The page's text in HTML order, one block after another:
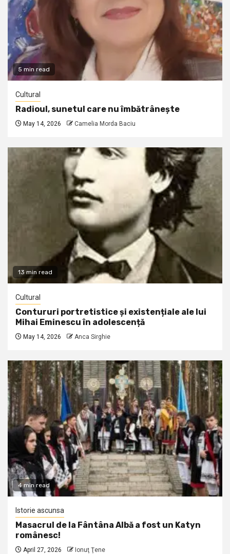
5 min read
Cultural
Radioul, sunetul care nu îmbătrânește
May 14, 2026 Camelia Morda Baciu
13 min read
Cultural
Contururi portretistice și existențiale ale lui
Mihai Eminescu în adolescență
May 14, 2026 Anca Sirghie
4 min read
Istorie ascunsa
Masacrul de la Fântâna Albă a fost un Katyn
românesc!
April 27, 2026 Ionuţ Ţene